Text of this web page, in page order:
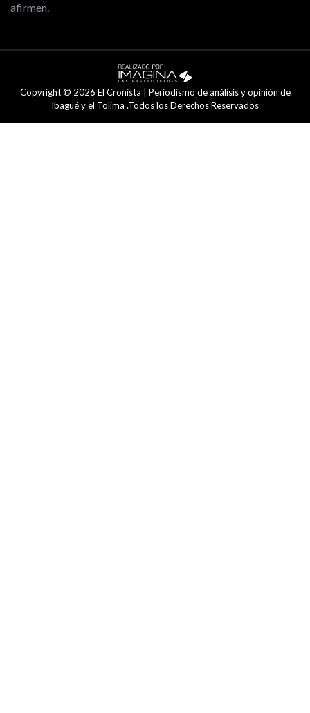
afirmen.
Copyright © 2026 El Cronista | Periodismo de análisis y opinión de
Ibagué y el Tolima .Todos los Derechos Reservados